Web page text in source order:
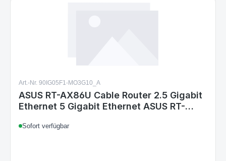
Art.-Nr. 90IG05F1-MO3G10_A
ASUS RT-AX86U Cable Router 2.5 Gigabit
Ethernet 5 Gigabit Ethernet ASUS RT-
5 Gigabit Ethernet
Sofort verfügbar